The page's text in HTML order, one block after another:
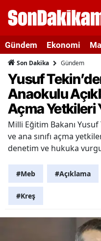
Gündem Ekonomi
Son Dakika Gündem
Yusuf
Anaokulu
Açma Yetkileri
Milli Eğitim Bakanı
ve ana sınıfı açma
denetim ve hukuka
#Meb #Açıklama
#Kreş